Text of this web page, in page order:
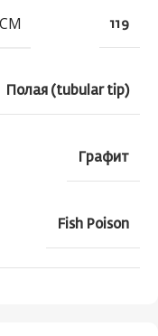
119
Полая (tubular tip)
Графит
Fish Poison